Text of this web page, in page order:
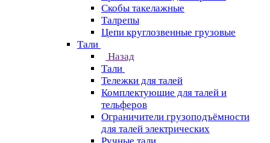
Скобы такелажные
Талрепы
Цепи круглозвенные грузовые
Тали
Назад
Тали
Тележки для талей
Комплектующие для талей и
тельферов
Ограничители грузоподъёмности
для талей электрических